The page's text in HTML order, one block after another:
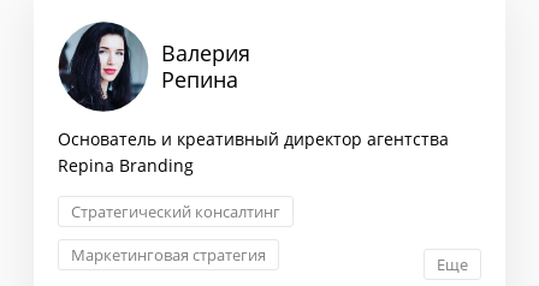
Валерия
Репина
Основатель и креативный директор агентства
Repina Branding
Стратегический консалтинг
Маркетинговая стратегия
Еще